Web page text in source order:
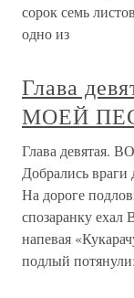
сорок семь
одно из
Глава
МОЕЙ
Глава
Добрались
На дороге
спозаранку ехал
напевая
подлый